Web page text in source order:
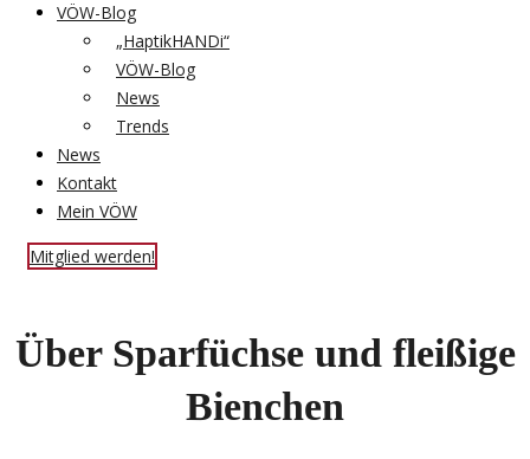
VÖW-Blog
„HaptikHANDi“
VÖW-Blog
News
Trends
News
Kontakt
Mein VÖW
Mitglied werden!
Über Sparfüchse und fleißige
Bienchen